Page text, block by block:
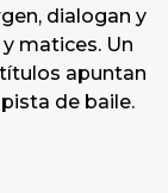
dialogan y
matices. Un
apuntan
de baile.